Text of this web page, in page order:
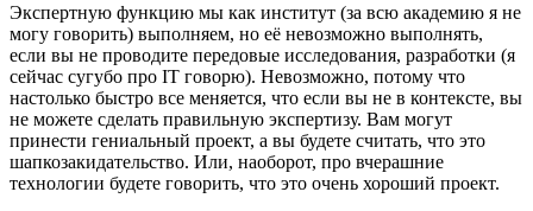
Экспертную функцию мы как институт (за всю академию я не
могу говорить) выполняем, но её невозможно выполнять,
если вы не проводите передовые исследования, разработки (я
сейчас сугубо про IT говорю). Невозможно, потому что
настолько быстро все меняется, что если вы не в контексте, вы
не можете сделать правильную экспертизу. Вам могут
принести гениальный проект, а вы будете считать, что это
шапкозакидательство. Или, наоборот, про вчерашние
технологии будете говорить, что это очень хороший проект.